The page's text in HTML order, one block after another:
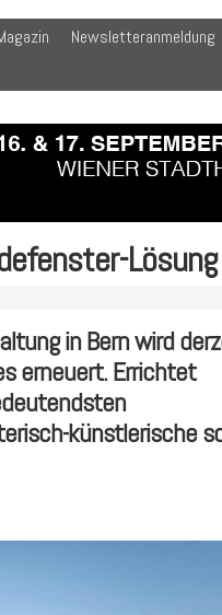
Newsletteranmeldung
Lösung
in Bern wird
erneuert. Errichtet
künstlerische